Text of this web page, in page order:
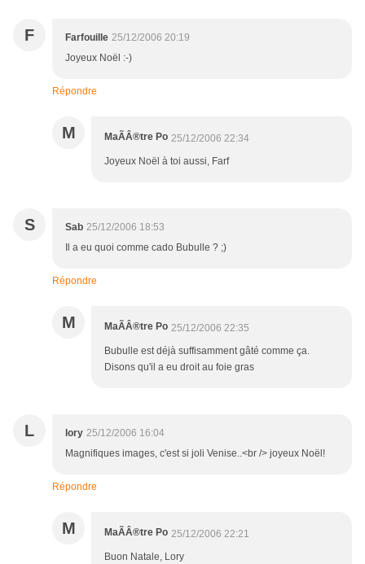
F Farfouille 25/12/2006 20:19
Joyeux Noël :-)
Répondre
M MaÃÂ®tre Po 25/12/2006 22:34
Joyeux Noël à toi aussi, Farf
S Sab 25/12/2006 18:53
Il a eu quoi comme cado Bubulle ? ;)
Répondre
M MaÃÂ®tre Po 25/12/2006 22:35
Bubulle est déjà suffisamment gâté comme ça.
Disons qu'il a eu droit au foie gras
L lory 25/12/2006 16:04
Magnifiques images, c'est si joli Venise..<br /> joyeux Noël!
Répondre
M MaÃÂ®tre Po 25/12/2006 22:21
Buon Natale, Lory